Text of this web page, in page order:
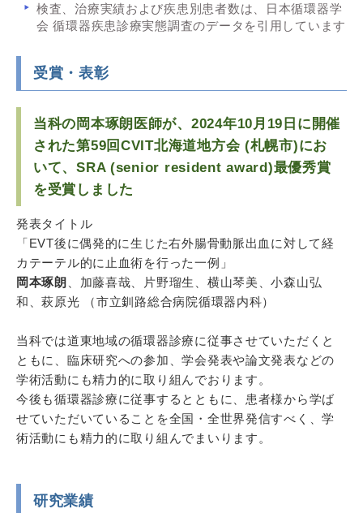
検査、治療実績および疾患別患者数は、日本循環器学
会 循環器疾患診療実態調査のデータを引用しています
受賞・表彰
当科の岡本琢朗医師が、2024年10月19日に開催
された第59回CVIT北海道地方会 (札幌市)にお
いて、SRA (senior resident award)最優秀賞
を受賞しました
発表タイトル
「EVT後に偶発的に生じた右外腸骨動脈出血に対して経
カテーテル的に止血術を行った一例」
岡本琢朗
、加藤喜哉、片野瑠生、横山琴美、小森山弘
和、萩原光 （市立釧路総合病院循環器内科）
当科では道東地域の循環器診療に従事させていただくと
ともに、臨床研究への参加、学会発表や論文発表などの
学術活動にも精力的に取り組んでおります。
今後も循環器診療に従事するとともに、患者様から学ば
せていただいていることを全国・全世界発信すべく、学
術活動にも精力的に取り組んでまいります。
研究業績